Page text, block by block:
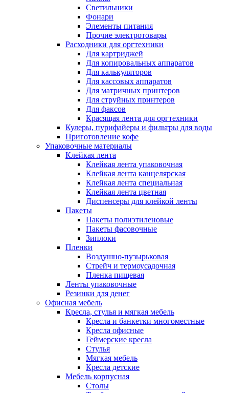
Светильники
Фонари
Элементы питания
Прочие электротовары
Расходники для оргтехники
Для картриджей
Для копировальных аппаратов
Для калькуляторов
Для кассовых аппаратов
Для матричных принтеров
Для струйных принтеров
Для факсов
Красящая лента для оргтехники
Кулеры, пурифайеры и фильтры для воды
Приготовление кофе
Упаковочные материалы
Клейкая лента
Клейкая лента упаковочная
Клейкая лента канцелярская
Клейкая лента специальная
Клейкая лента цветная
Диспенсеры для клейкой ленты
Пакеты
Пакеты полиэтиленовые
Пакеты фасовочные
Зиплоки
Пленки
Воздушно-пузырьковая
Стрейч и термоусадочная
Пленка пищевая
Ленты упаковочные
Резинки для денег
Офисная мебель
Кресла, стулья и мягкая мебель
Кресла и банкетки многоместные
Кресла офисные
Геймерские кресла
Стулья
Мягкая мебель
Кресла детские
Мебель корпусная
Столы